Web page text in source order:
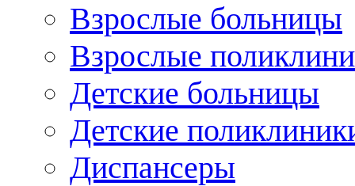
Взрослые больницы
Взрослые
Детские больницы
Детские
Диспансеры